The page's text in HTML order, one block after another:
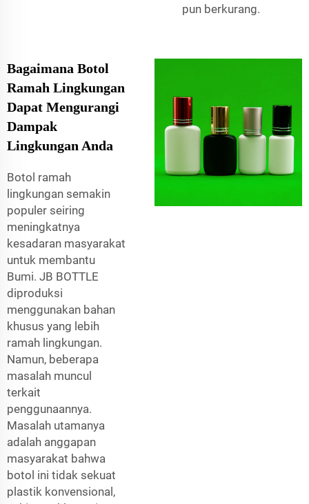
pun berkurang.
Bagaimana Botol
Ramah Lingkungan
Dapat Mengurangi
Dampak
Lingkungan Anda
Botol ramah
lingkungan semakin
populer seiring
meningkatnya
kesadaran masyarakat
untuk membantu
Bumi. JB BOTTLE
diproduksi
menggunakan bahan
khusus yang lebih
ramah lingkungan.
Namun, beberapa
masalah muncul
terkait
penggunaannya.
Masalah utamanya
adalah anggapan
masyarakat bahwa
botol ini tidak sekuat
plastik konvensional,